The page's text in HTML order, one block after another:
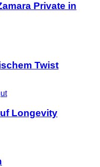
Private in
Twist
Longevity